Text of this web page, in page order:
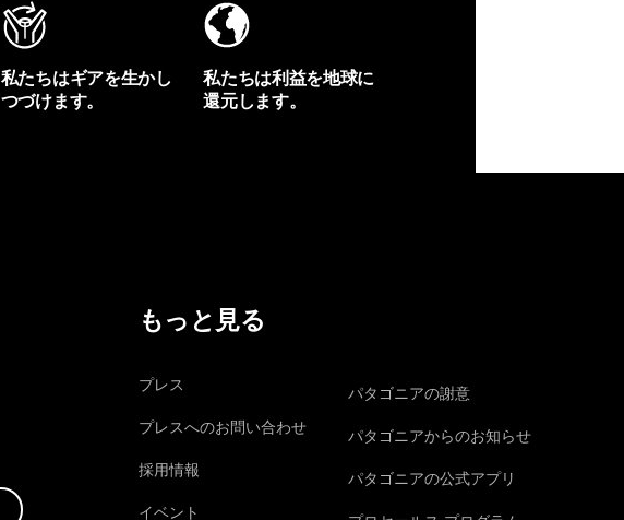
私たちはギアを生かし
つづけます。
私たちは利益を地球に
還元します。
もっと見る
プレス
プレスへのお問い合わせ
採用情報
イベント
パタゴニアの謝意
パタゴニアからのお知らせ
パタゴニアの公式アプリ